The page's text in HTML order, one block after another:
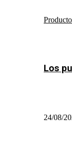
Los
24/08/